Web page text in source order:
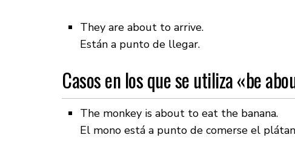
They are about to arrive.
Están a punto de llegar.
Casos en los que se utiliza «be
The monkey is about to eat the banana.
El mono está a punto de comerse el